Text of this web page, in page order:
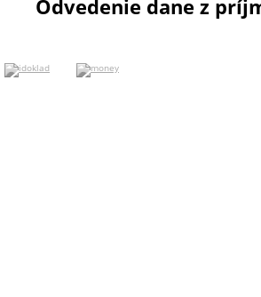
Odvedenie dane z